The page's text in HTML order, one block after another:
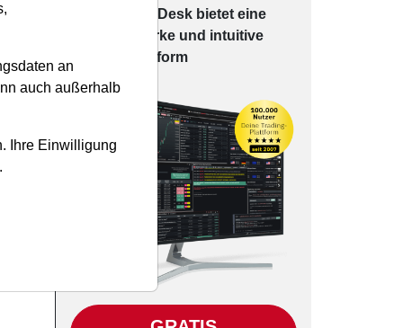
Desk bie­tet eine
leis­tungs­star­ke und in­tui­tive
Han­dels­platt­form
an
auch außerhalb
Ihre Einwilligung